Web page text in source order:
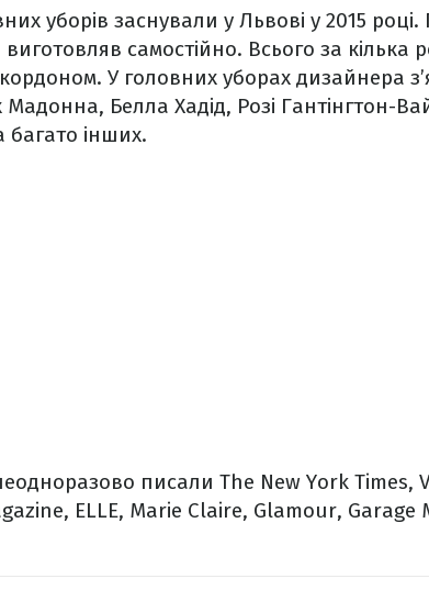
уборів заснували у Львові у 2015 році.
самостійно. Всього за кілька
У головних уборах дизайнера
Мадонна, Белла Хадід, Розі Гантінгтон-
багато інших.
писали The New York Times,
ELLE, Marie Claire, Glamour, Garage